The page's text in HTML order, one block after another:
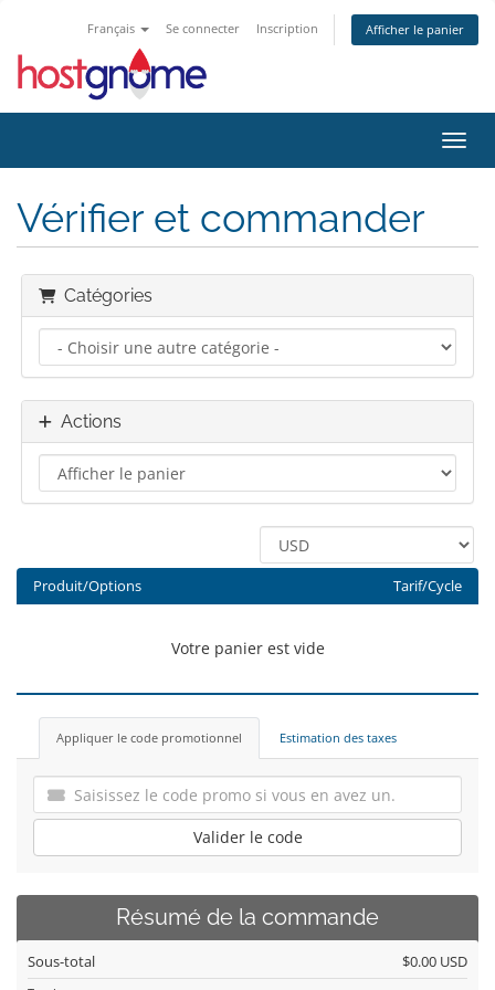
Français Se connecter Inscription Afficher le panier
Vérifier et commander
Catégories
Actions
Produit/Options Tarif/Cycle
Votre panier est vide
Appliquer le code promotionnel Estimation des taxes
Valider le code
Résumé de la commande
Sous-total $0.00 USD